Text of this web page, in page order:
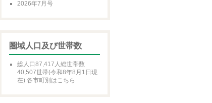
2026年7月号
圏域人口及び世帯数
総人口87,417人総世帯数
40,507世帯(令和8年8月1日現
在) 各市町別はこちら